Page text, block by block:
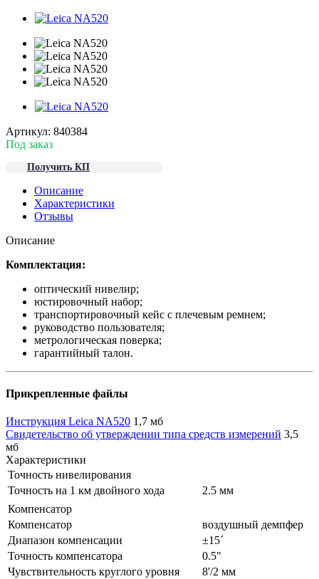
Артикул: 840384
Под заказ
Получить КП
Описание
Характеристики
Отзывы
Описание
Комплектация:
оптический нивелир;
юстировочный набор;
транспортировочный кейс с плечевым ремнем;
руководство пользователя;
метрологическая поверка;
гарантийный талон.
Прикрепленные файлы
Инструкция Leica NA520 1,7 мб
Свидетельство об утверждении типа средств измерений 3,5
мб
Характеристики
Точность нивелирования
Точность на 1 км двойного хода
2.5 мм
Компенсатор
Компенсатор
воздушный демпфер
Диапазон компенсации
±15´
Точность компенсатора
0.5"
Чувствительность круглого уровня
8'/2 мм